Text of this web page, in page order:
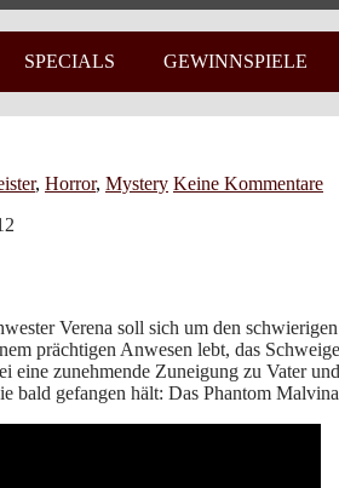
SPECIALS GEWINNSPIELE
, Horror, Mystery Keine Kommentare
Verena soll sich um den
prächtigen Anwesen lebt, das
eine zunehmende Zuneigung zu Vater
bald gefangen hält: Das Phantom